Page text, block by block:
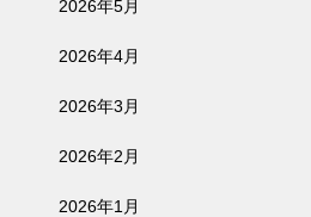
2026年5月
2026年4月
2026年3月
2026年2月
2026年1月